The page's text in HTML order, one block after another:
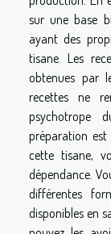
sur une base
ayant des
tisane. Les
obtenues par
recettes ne
psychotrope
préparation
cette tisane,
dépendance.
différentes
disponibles en